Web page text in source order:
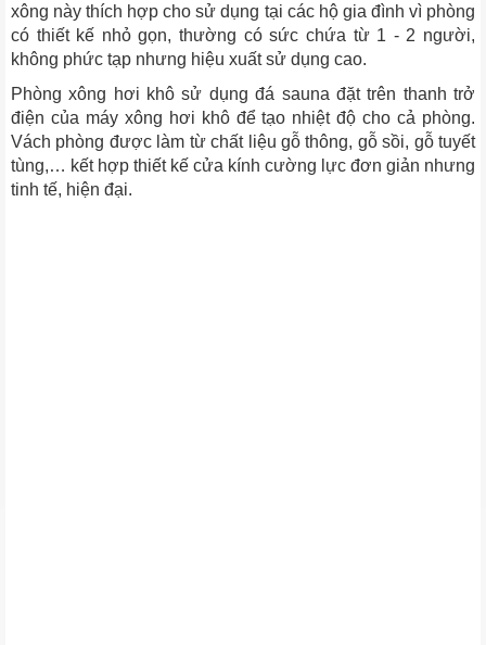
xông này thích hợp cho sử dụng tại các hộ gia đình vì phòng
có thiết kế nhỏ gọn, thường có sức chứa từ 1 - 2 người,
không phức tạp nhưng hiệu xuất sử dụng cao.
Phòng xông hơi khô sử dụng đá sauna đặt trên thanh trở
điện của máy xông hơi khô để tạo nhiệt độ cho cả phòng.
Vách phòng được làm từ chất liệu gỗ thông, gỗ sồi, gỗ tuyết
tùng,… kết hợp thiết kế cửa kính cường lực đơn giản nhưng
tinh tế, hiện đại.